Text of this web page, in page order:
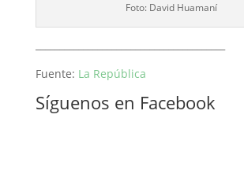
Foto: David Huamaní
Fuente: La República
Síguenos en Facebook